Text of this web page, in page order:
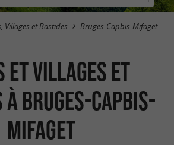
Villages et Bastides Bruges-Capbis-Mifaget
et Villages et
Bruges-Capbis-
Mifaget